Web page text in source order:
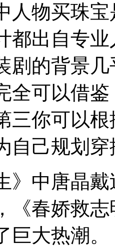
人物买珠
都出自专
剧的背景
全可以借
三你可以
自己规划
》中唐晶
《春娇救
巨大热潮。